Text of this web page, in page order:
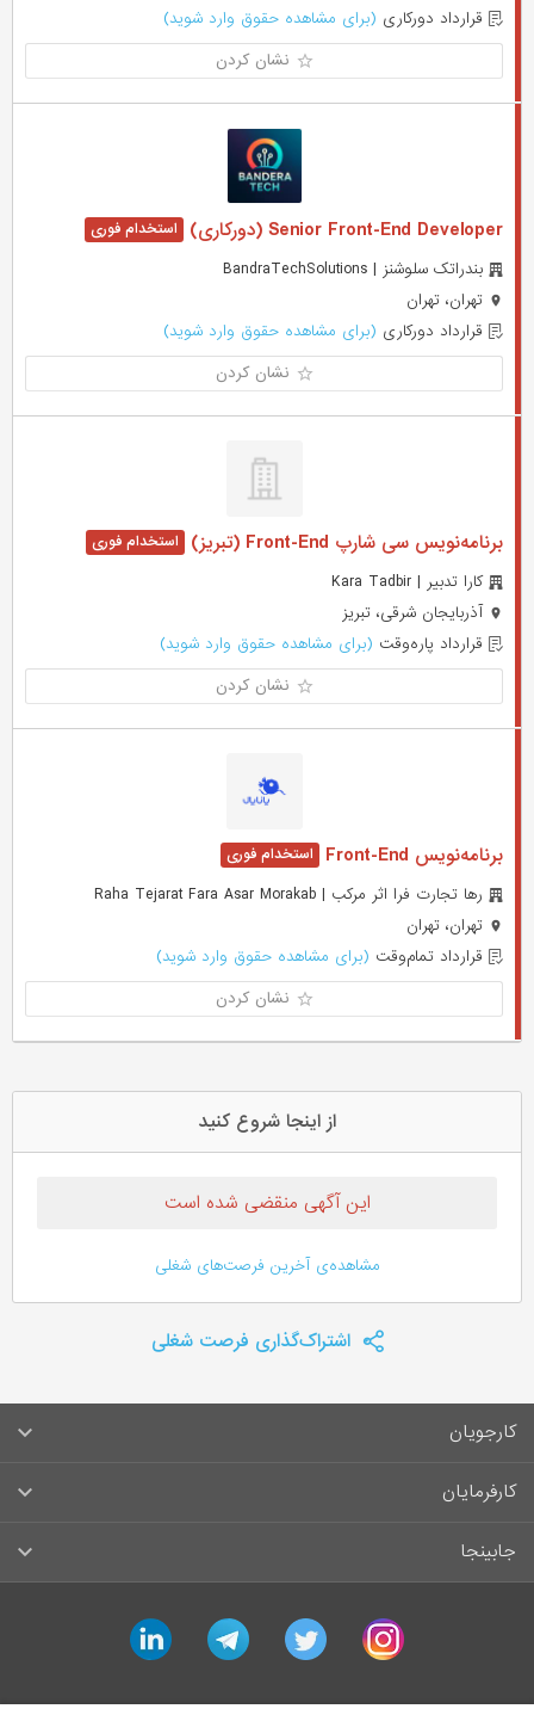
قرارداد دورکاری (برای مشاهده حقوق وارد شوید)
نشان کردن
Senior Front-End Developer (دورکاری)
بندراتک سلوشنز | BandraTechSolutions
تهران، تهران
قرارداد دورکاری (برای مشاهده حقوق وارد شوید)
نشان کردن
برنامه‌نویس سی شارپ Front-End (تبریز)
کارا تدبیر | Kara Tadbir
آذربایجان شرقی، تبریز
قرارداد پاره‌وقت (برای مشاهده حقوق وارد شوید)
نشان کردن
برنامه‌نویس Front-End
رها تجارت فرا اثر مرکب | Raha Tejarat Fara Asar Morakab
تهران، تهران
قرارداد تمام‌وقت (برای مشاهده حقوق وارد شوید)
نشان کردن
از اینجا شروع کنید
این آگهی منقضی شده است
مشاهده‌ی آخرین فرصت‌های شغلی
اشتراک‌گذاری فرصت شغلی
کارجویان
سوالات متداول کارجویان
لیست مشاغل
آگهی‌های استخدام
کارفرمایان
راهنمای ثبت آگهی استخدام
قوانین و مقررات کارفرمایان
جابینجا
جابینجا در رسانه‌ها
راهنمای استفاده برای کارجویان
instagram
twitter
telegram
linkedin